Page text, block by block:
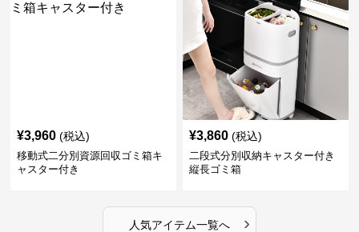
¥3,960 (税込)
移動式二分別資源回収ゴミ箱キ
ャスター付き
¥3,860 (税込)
二段式分別収納キャスター付き
縦長ゴミ箱
人気アイテム一覧へ ›